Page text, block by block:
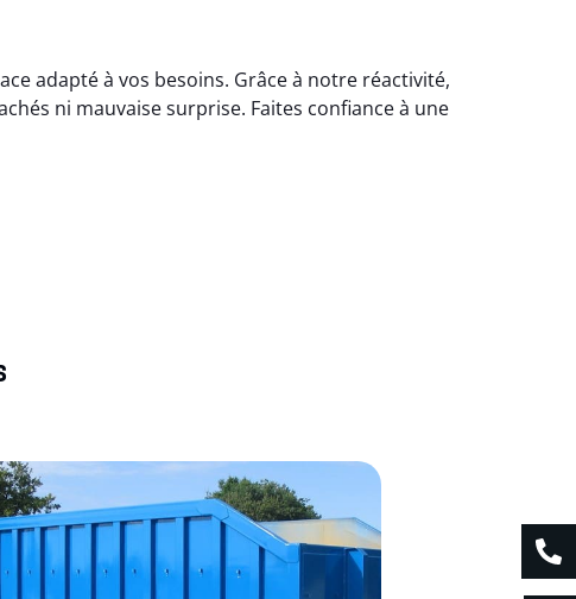
adapté à vos besoins. Grâce à notre réactivité,
ni mauvaise surprise. Faites confiance à une